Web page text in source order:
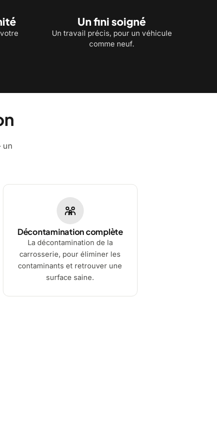
Un fini soigné
Un travail précis, pour un véhicule
comme neuf.
un
Décontamination complète
La décontamination de la
carrosserie, pour éliminer les
contaminants et retrouver une
surface saine.